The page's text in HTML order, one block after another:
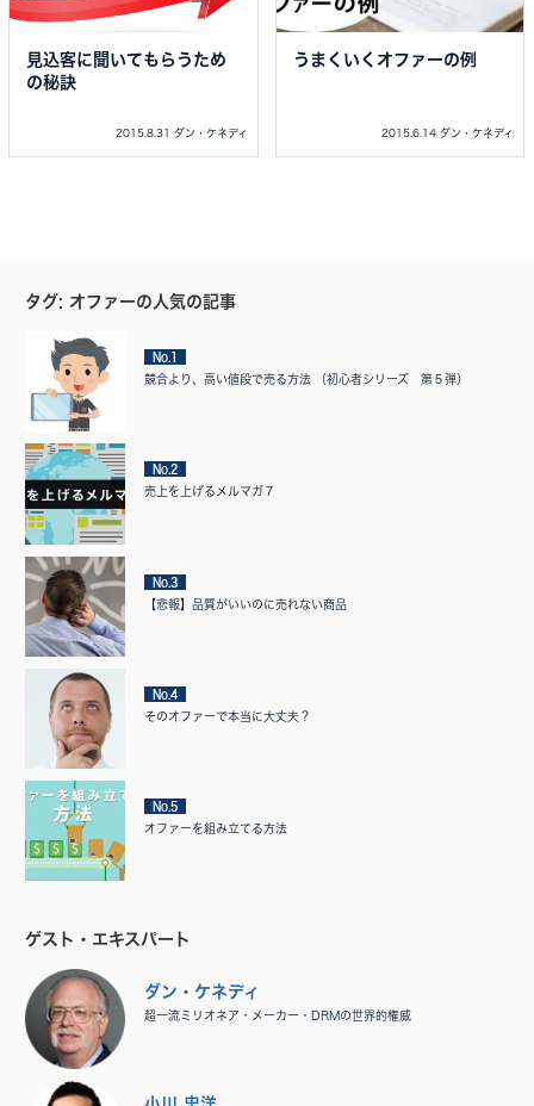
見込客に聞いてもらうため
の秘訣
2015.8.31 ダン・ケネディ
うまくいくオファーの例
2015.6.14 ダン・ケネディ
タグ: オファーの人気の記事
No.1
競合より、高い値段で売る方法 （初心者シリーズ 第５弾）
No.2
売上を上げるメルマガ７
No.3
【悲報】品質がいいのに売れない商品
No.4
そのオファーで本当に大丈夫？
No.5
オファーを組み立てる方法
ゲスト・エキスパート
ダン・ケネディ
超一流ミリオネア・メーカー・DRMの世界的権威